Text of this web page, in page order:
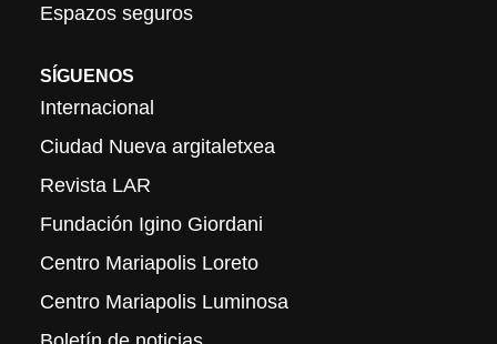
Espazos seguros
SÍGUENOS
Internacional
Ciudad Nueva argitaletxea
Revista LAR
Fundación Igino Giordani
Centro Mariapolis Loreto
Centro Mariapolis Luminosa